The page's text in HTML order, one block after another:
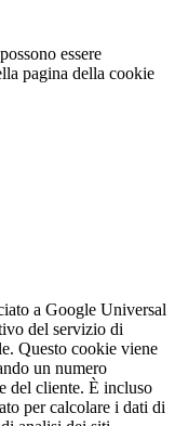
essere
pagina della cookie
a Google Universal
del servizio di
Questo cookie viene
un numero
del cliente. È incluso
per calcolare i dati di